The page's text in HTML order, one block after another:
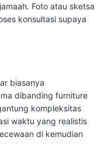
Foto atau sketsa
konsultasi supaya
biasanya
dibanding furniture
kompleksitas
waktu yang realistis
di kemudian